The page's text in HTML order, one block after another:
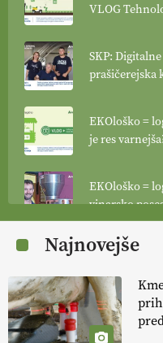
VLOG
SKP:
prašičerejska
EKOloško =
je res
EKOloško =
vinarsko
EKOloško =
EKOloško =
HOMAR
Najnovejše